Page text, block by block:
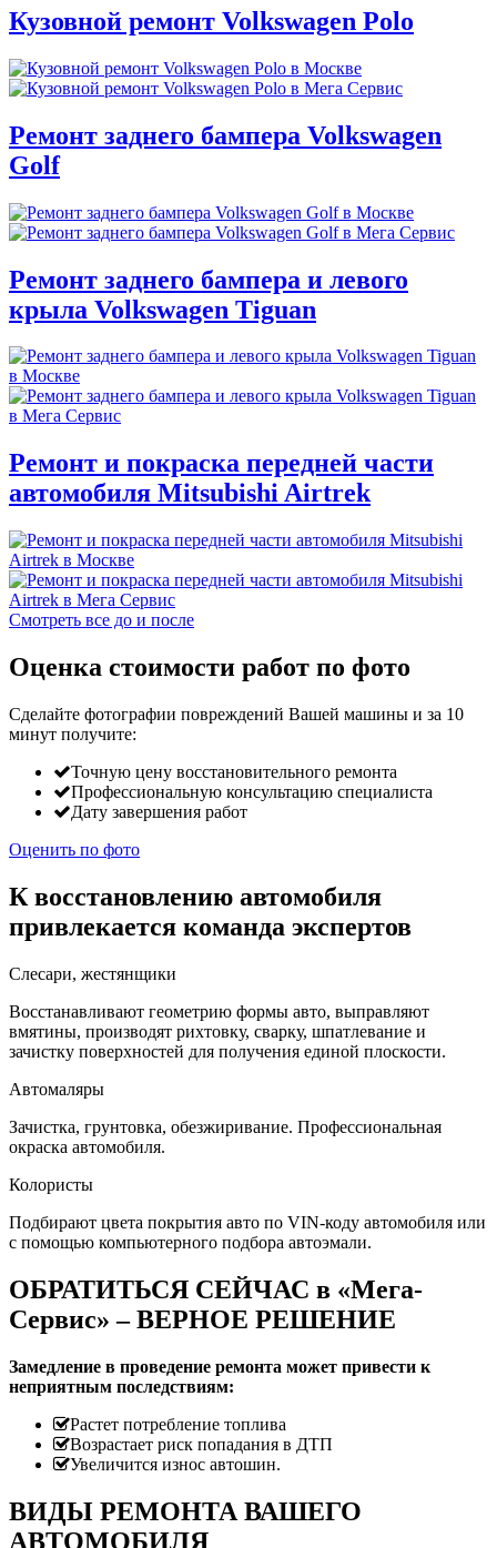
Кузовной ремонт Volkswagen Polo
Ремонт заднего бампера Volkswagen
Golf
Ремонт заднего бампера и левого
крыла Volkswagen Tiguan
Ремонт и покраска передней части
автомобиля Mitsubishi Airtrek
Смотреть все до и после
Оценка стоимости работ по фото
Сделайте фотографии повреждений Вашей машины и за 10
минут получите:
Точную цену восстановительного ремонта
Профессиональную консультацию специалиста
Дату завершения работ
Оценить по фото
К восстановлению автомобиля
привлекается команда экспертов
Слесари, жестянщики
Восстанавливают геометрию формы авто, выправляют
вмятины, производят рихтовку, сварку, шпатлевание и
зачистку поверхностей для получения единой плоскости.
Автомаляры
Зачистка, грунтовка, обезжиривание. Профессиональная
окраска автомобиля.
Колористы
Подбирают цвета покрытия авто по VIN-коду автомобиля или
с помощью компьютерного подбора автоэмали.
ОБРАТИТЬСЯ СЕЙЧАС в «Мега-
Сервис» – ВЕРНОЕ РЕШЕНИЕ
Замедление в проведение ремонта может привести к
неприятным последствиям:
Растет потребление топлива
Возрастает риск попадания в ДТП
Увеличится износ автошин.
ВИДЫ РЕМОНТА ВАШЕГО
АВТОМОБИЛЯ